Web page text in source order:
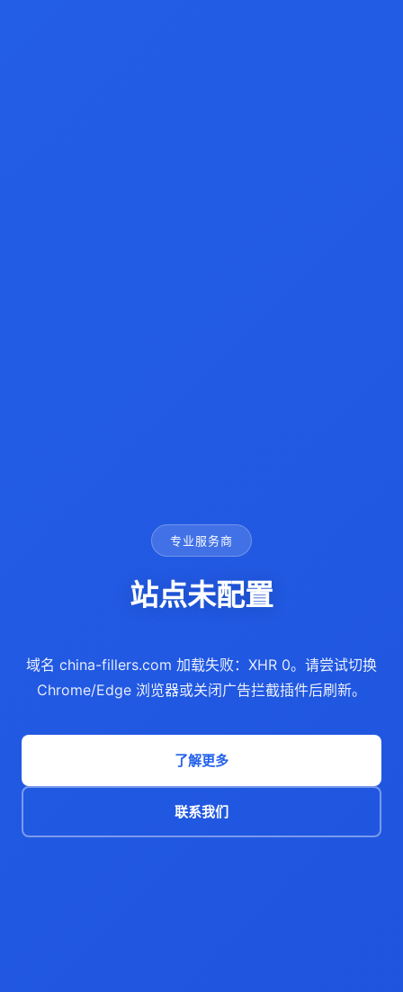
专业服务商
站点未配置
域名 china-fillers.com 加载失败：XHR 0。请尝试切换
Chrome/Edge 浏览器或关闭广告拦截插件后刷新。
了解更多
联系我们